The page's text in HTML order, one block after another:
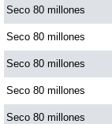
Paisita
Paisita
Paisita 3
Seco 80 millones
Seco 80 millones
Seco 80 millones
Seco 80 millones
Seco 80 millones